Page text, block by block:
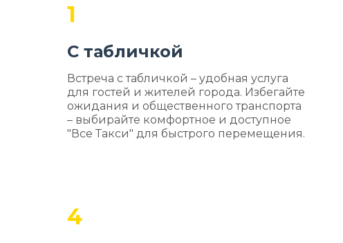
1
С табличкой
Встреча с табличкой – удобная услуга
для гостей и жителей города. Избегайте
ожидания и общественного транспорта
– выбирайте комфортное и доступное
"Все Такси" для быстрого перемещения.
4